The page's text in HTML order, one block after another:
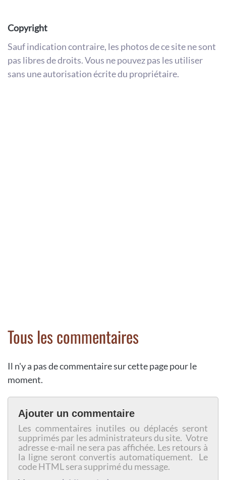
Copyright
Sauf indication contraire, les photos de ce site ne sont
pas libres de droits. Vous ne pouvez pas les utiliser
sans une autorisation écrite du propriétaire.
Tous les commentaires
Il n'y a pas de commentaire sur cette page pour le
moment.
Ajouter un commentaire
Les commentaires inutiles ou déplacés seront
supprimés par les administrateurs du site. Votre
adresse e-mail ne sera pas affichée. Les retours à
la ligne seront convertis automatiquement. Le
code HTML sera supprimé du message.